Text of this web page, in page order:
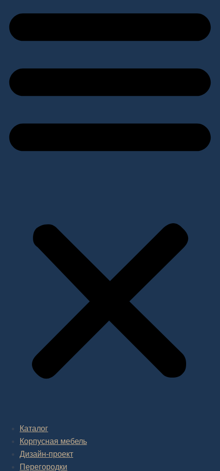
Каталог
Корпусная мебель
Дизайн-проект
Перегородки
дизайн проекта интерьера,
В салоне мебелииинтернет магазине дизайнерской мебели
есть и готовые товары, которые можем доставить уже сегодня, и
корпусная мебель на заказ, включая кухни.